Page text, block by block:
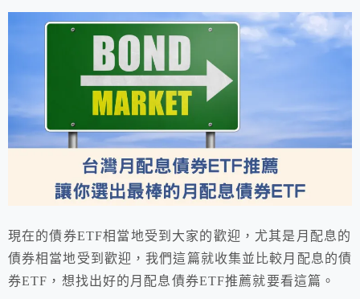
現在的債券ETF相當地受到大家的歡迎，尤其是月配息的
債券相當地受到歡迎，我們這篇就收集並比較月配息的債
券ETF，想找出好的月配息債券ETF推薦就要看這篇。